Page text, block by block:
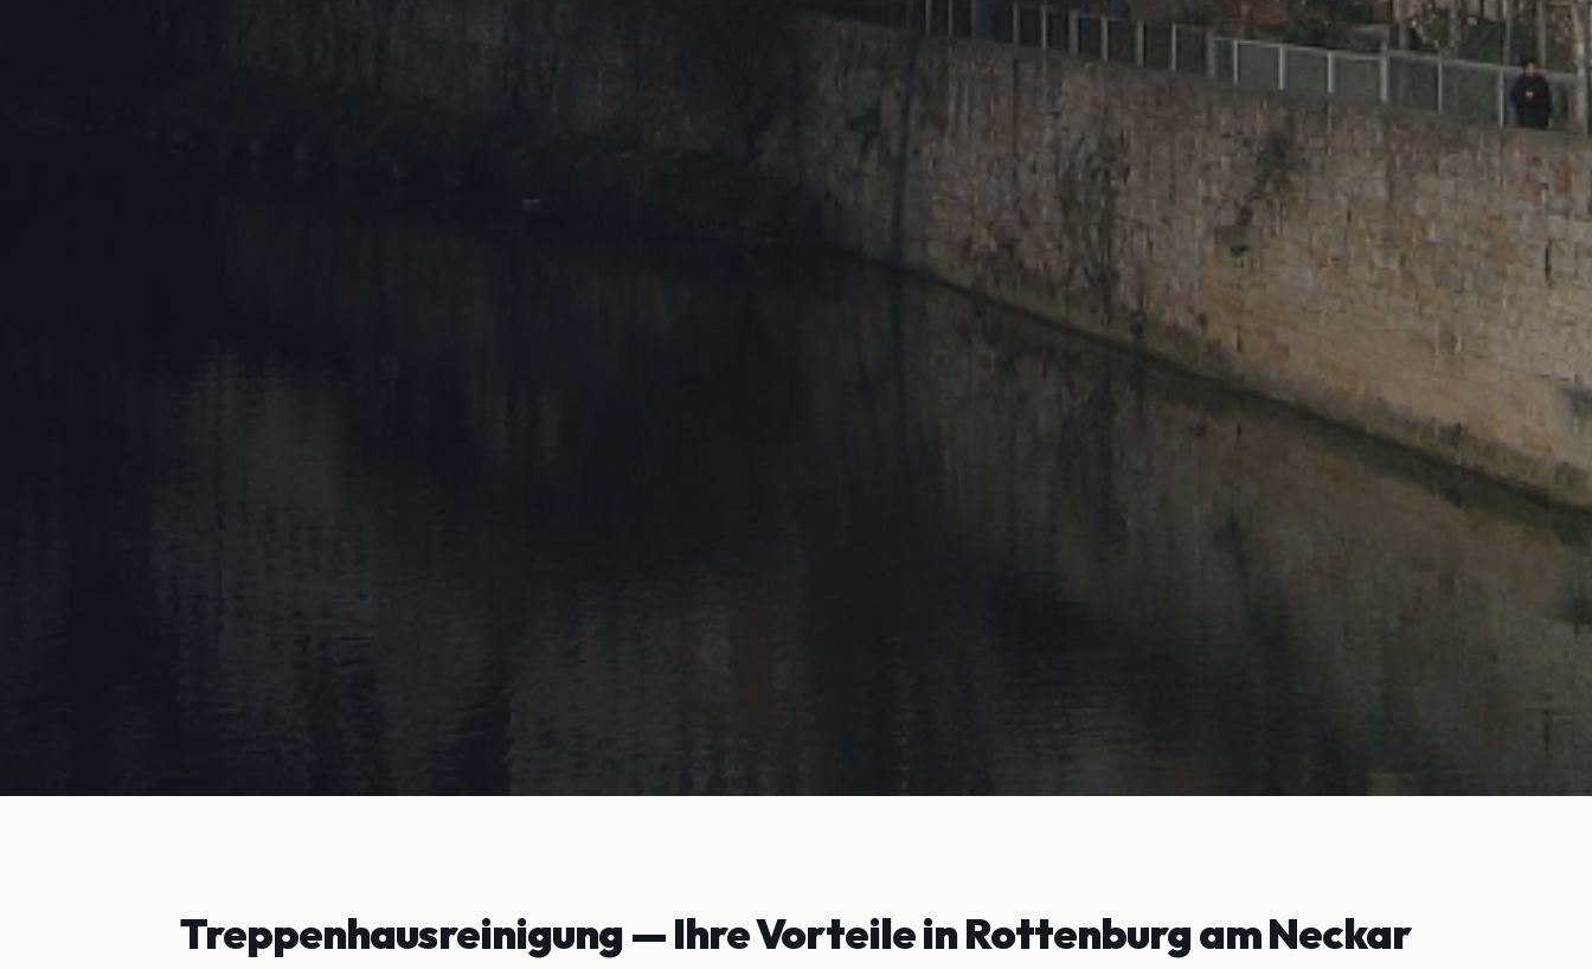
Treppenhausreinigung— Ihre Vorteile inRottenburg am Neckar